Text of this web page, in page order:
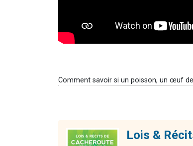
Comment savoir si un poisson, un œuf
Lois &